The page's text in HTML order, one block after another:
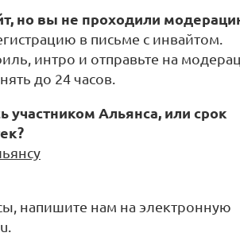
но вы не проходили
в письме с инвайтом.
интро и отправьте на
до 24 часов.
участником Альянса, или срок
напишите нам на электронную